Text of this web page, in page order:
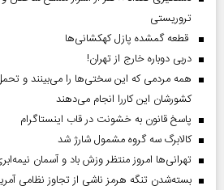
تروریستی
قطعه گمشده پازل کهکشانی‌ها
دربی دوباره خارج از تهران!
همه مردمی که این سختی‌ها را می‌بینند و تحمل
کشورشان این کاررا انجام می‌دهند
پاسخ قانون به خشونت در قاب اینستاگرام
کالابرگ سه گروه مشمول شارژ شد
تهرانی‌ها امروز منتظر وزش باد و آسمان
بسته‌شدن تنگه هرمز ناشی از تجاوز نظامی